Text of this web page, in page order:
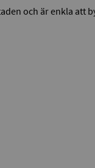
och är enkla att